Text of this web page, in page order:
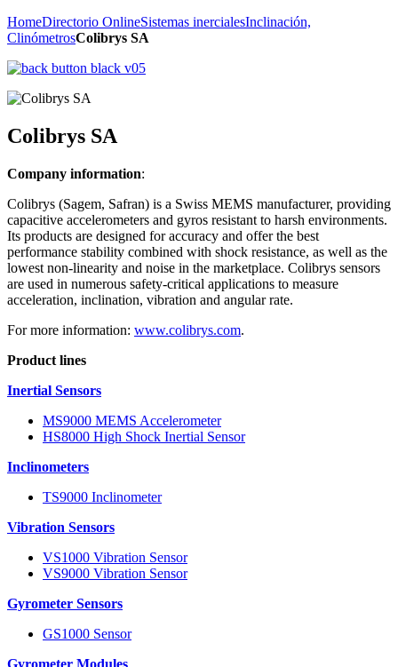
HomeDirectorio OnlineSistemas inercialesInclinación,
ClinómetrosColibrys SA
Colibrys SA
Company information:
Colibrys (Sagem, Safran) is a Swiss MEMS manufacturer, providing
capacitive accelerometers and gyros resistant to harsh environments.
Its products are designed for accuracy and offer the best
performance stability combined with shock resistance, as well as the
lowest non-linearity and noise in the marketplace. Colibrys sensors
are used in numerous safety-critical applications to measure
acceleration, inclination, vibration and angular rate.
For more information: www.colibrys.com.
Product lines
Inertial Sensors
MS9000 MEMS Accelerometer
HS8000 High Shock Inertial Sensor
Inclinometers
TS9000 Inclinometer
Vibration Sensors
VS1000 Vibration Sensor
VS9000 Vibration Sensor
Gyrometer Sensors
GS1000 Sensor
Gyrometer Modules